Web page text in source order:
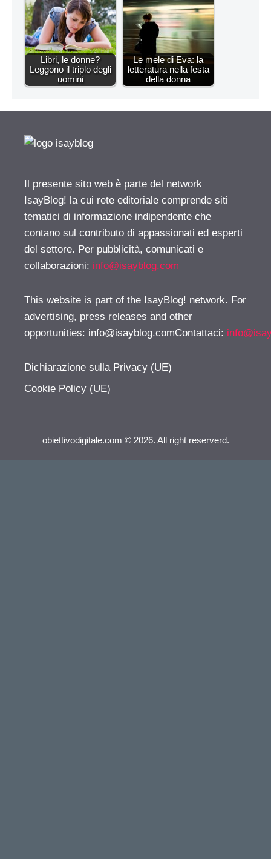
Libri, le donne?
Leggono il triplo degli
uomini
Le mele di Eva: la
letteratura nella festa
della donna
Il presente sito web è parte del network
IsayBlog! la cui rete editoriale comprende siti
tematici di informazione indipendente che
contano sul contributo di appassionati ed esperti
del settore. Per pubblicità, comunicati e
collaborazioni: info@isayblog.com
This website is part of the IsayBlog! network. For
advertising, press releases and other
opportunities: info@isayblog.comContattaci:
Dichiarazione sulla Privacy (UE)
Cookie Policy (UE)
obiettivodigitale.com © 2026. All right reserverd.